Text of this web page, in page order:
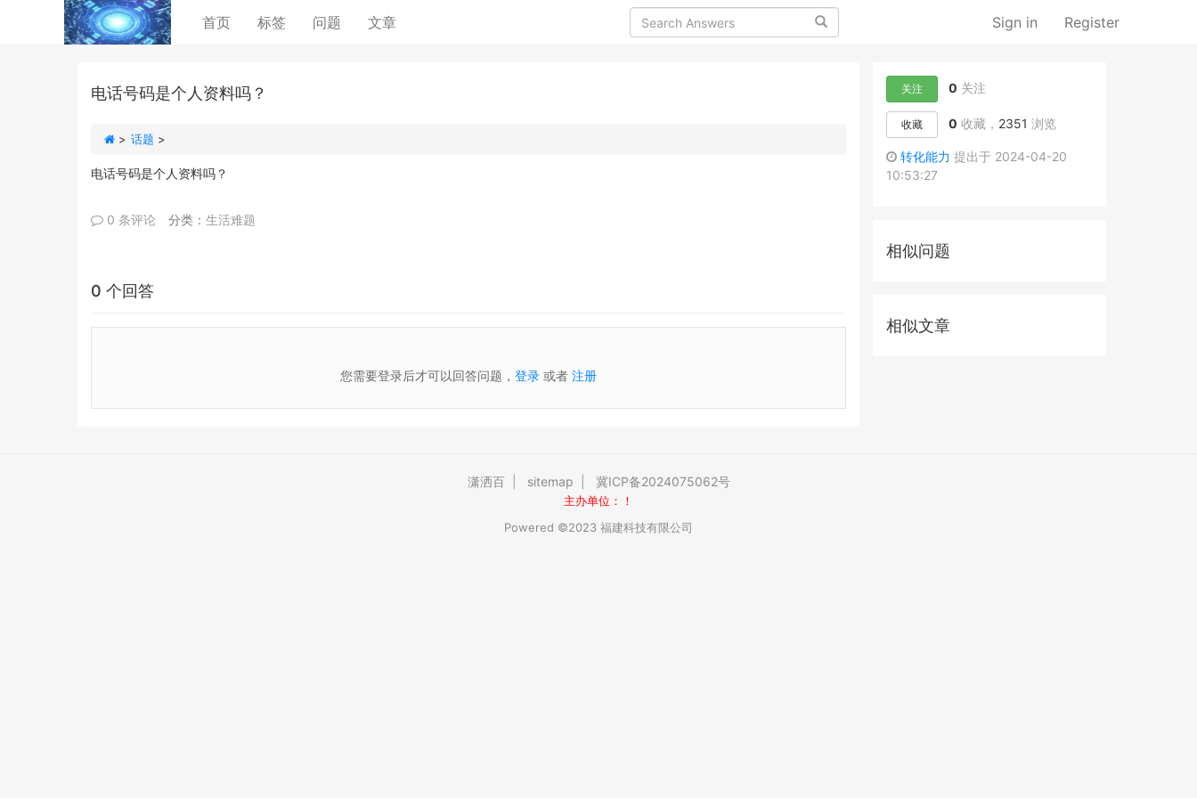
首页(current)
标签 问题 文章 Search Sign in Register
电话号码是个人资料吗？
> 话题 >
电话号码是个人资料吗？
0 条评论 分类： 生活难题
0 个回答
您需要登录后才可以回答问题， 登录或者 注册
关注 0 关注
收藏 0 收藏， 2351 浏览
转化能力 提出于 2024-04-20
10:53:27
相似问题
相似文章
潇洒百 sitemap 冀ICP备2024075062号
主办单位：！
Powered ©2023 福建科技有限公司